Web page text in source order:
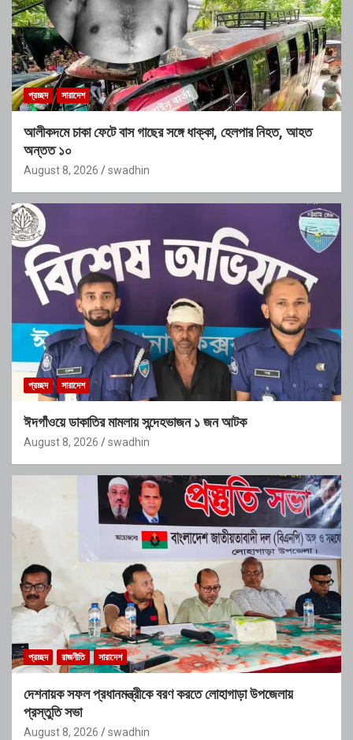
প্রচ্ছদ সারাদেশ
আলীকদমে চাকা ফেটে বাস গাছের সঙ্গে ধাক্কা, হেলপার নিহত, আহত
অন্তত ১০
August 8, 2026 swadhin
প্রচ্ছদ সারাদেশ
ঈদগাঁওয়ে ডাকাতির মামলায় সন্দেহভাজন ১ জন আটক
August 8, 2026 swadhin
প্রচ্ছদ রাজনীতি সারাদেশ
দেশনায়ক সফল প্রধানমন্ত্রীকে বরণ করতে লোহাগাড়া উপজেলায়
প্রস্তুতি সভা
August 8, 2026 swadhin